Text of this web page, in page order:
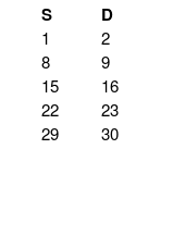
S D
1
2
8
9
15
16
22
23
29
30